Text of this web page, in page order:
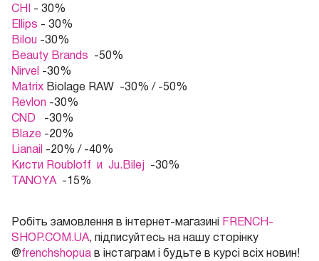
CHI
- 30%
Ellips - 30%
Bilou -30%
Beauty Brands -50%
Nirvel -30%
Matrix Biolage RAW -30% / -50%
Revlon -30%
CND -30%
Blaze -20%
Lianail
-20% / -40%
Кисти Roubloff и Ju.Bilej
-30%
TANOYA-15%
Робіть замовлення в інтернет-магазині
FRENCH-
SHOP.COM.UA, підписуйтесь на нашу сторінку
@frenchshopua в інстаграм і будьте в курсі всіх новин!